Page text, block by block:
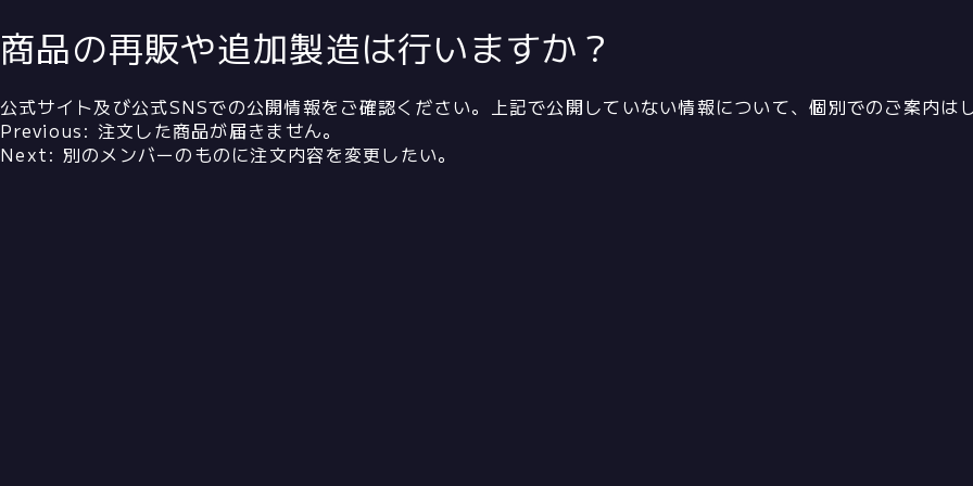
商品の再販や追加製造は行いますか？
公式サイト及び公式SNSでの公開情報をご確認ください。上記で公開していない情報について、個別でのご案内は
投
稿
Previous: 注文した商品が届きません。
Next: 別のメンバーのものに注文内容を変更したい。